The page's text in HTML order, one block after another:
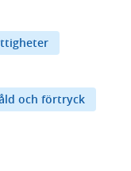
och förtryck